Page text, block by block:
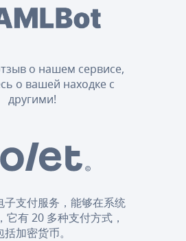
о нашем сервисе,
о вашей находке с
другими!
子支付服务，能够在系统
它有 20 多种支付方式，
括加密货币。